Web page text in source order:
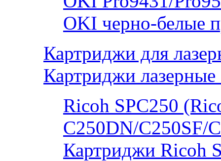
OKI черно-белые
Картриджи для
Картриджи
Ricoh SPC250
C250DN/C250SF/
Картриджи Ricoh